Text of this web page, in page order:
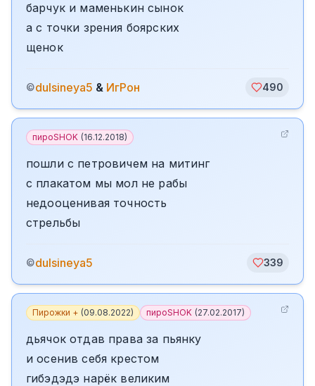
барчук и маменькин сынок
а с точки зрения боярских
щенок
©dulsineya5 & ИгРон 490
пироSHOK (16.12.2018)
пошли с петровичем на митинг
с плакатом мы мол не рабы
недооценивая точность
стрельбы
©dulsineya5 339
Пирожки + (09.08.2022) пироSHOK (27.02.2017)
дьячок отдав права за пьянку
и осенив себя крестом
гибэдэдэ нарёк великим